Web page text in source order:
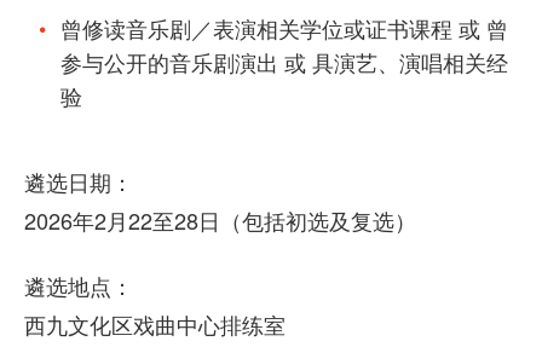
曾修读音乐剧／表演相关学位或证书课程 或 曾
参与公开的音乐剧演出 或 具演艺、演唱相关经
验
遴选日期：
2026年2月22至28日（包括初选及复选）
遴选地点：
西九文化区戏曲中心排练室